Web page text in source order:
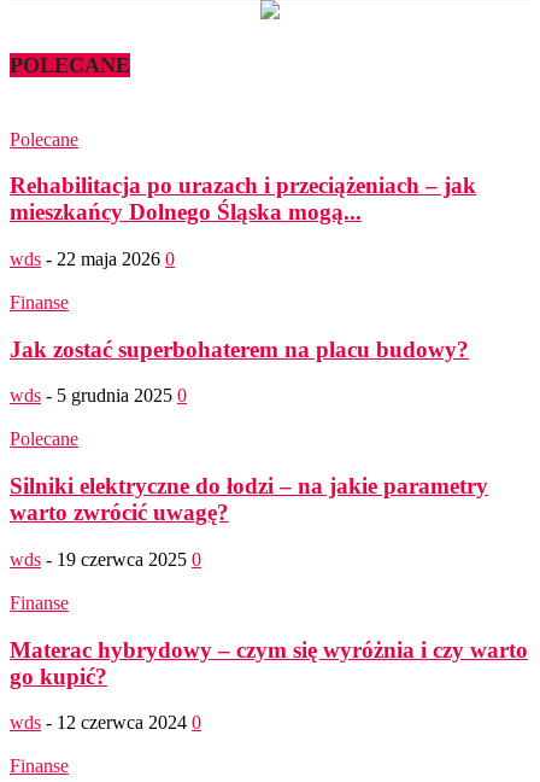
POLECANE
Polecane
Rehabilitacja po urazach i przeciążeniach – jak
mieszkańcy Dolnego Śląska mogą...
wds - 22 maja 2026 0
Finanse
Jak zostać superbohaterem na placu budowy?
wds - 5 grudnia 2025 0
Polecane
Silniki elektryczne do łodzi – na jakie parametry
warto zwrócić uwagę?
wds - 19 czerwca 2025 0
Finanse
Materac hybrydowy – czym się wyróżnia i czy warto
go kupić?
wds - 12 czerwca 2024 0
Finanse